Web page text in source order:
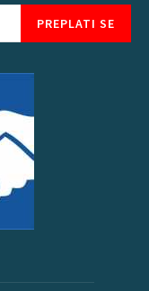
PREPLATI SE